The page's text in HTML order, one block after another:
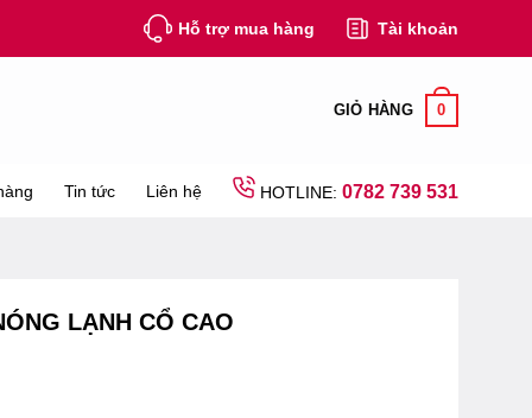
Hỗ trợ mua hàng Tài khoản
GIỎ HÀNG 0
Tin tức Liên hệ HOTLINE: 0782 739 531
LẠNH CỔ CAO